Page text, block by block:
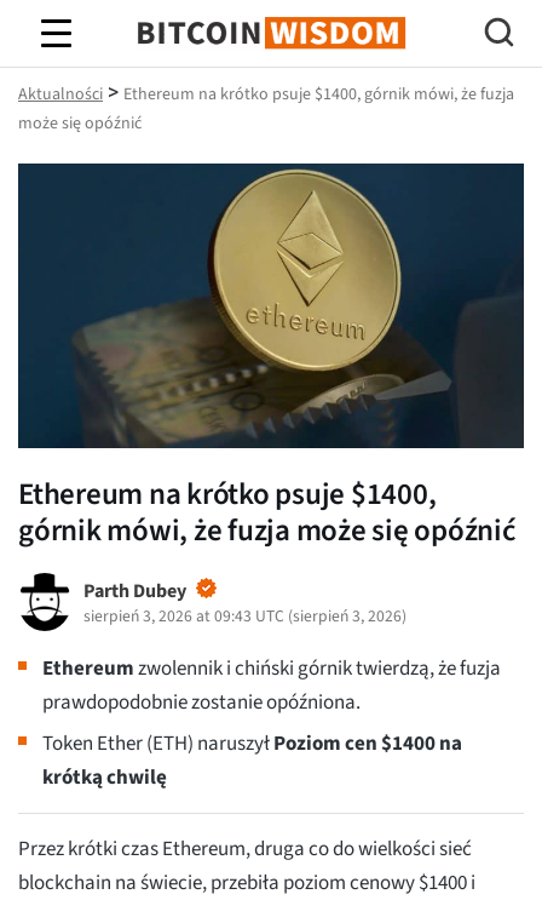
Mądrość Bitcoina
Aktualności > Ethereum na krótko psuje $1400, górnik mówi, że fuzja
może się opóźnić
Ethereum na krótko psuje $1400,
górnik mówi, że fuzja może się opóźnić
Parth Dubey
sierpień 3, 2026 at 09:43 UTC (sierpień 3, 2026)
Ethereumzwolennik i chiński górnik twierdzą, że fuzja
prawdopodobnie zostanie opóźniona.
Token Ether (ETH) naruszyłPoziom cen $1400 na
krótką chwilę
Przez krótki czas Ethereum, druga co do wielkości sieć
blockchain na świecie, przebiła poziom cenowy $1400 i